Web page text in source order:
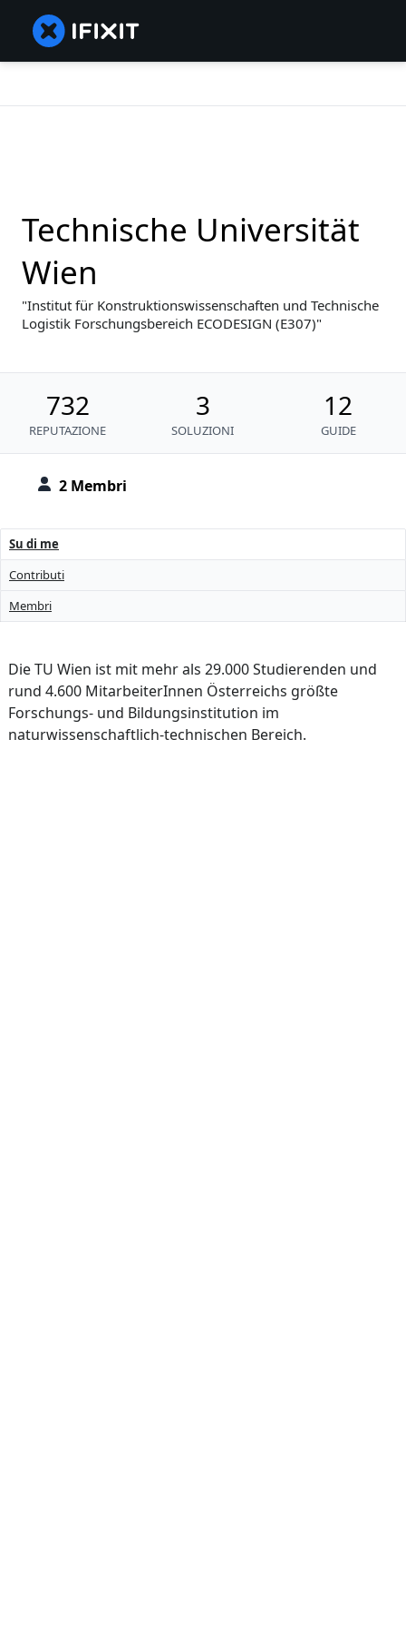
2 Membri
Technische Universität
Wien
Institut für Konstruktionswissenschaften und Technische
Logistik Forschungsbereich ECODESIGN (E307)
732
REPUTAZIONE
3
SOLUZIONI
12
GUIDE
Su di me
Contributi
Membri
Die TU Wien ist mit mehr als 29.000 Studierenden und
rund 4.600 MitarbeiterInnen Österreichs größte
Forschungs- und Bildungsinstitution im
naturwissenschaftlich-technischen Bereich.